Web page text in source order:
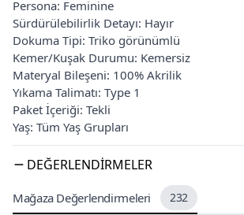
Persona: Feminine
Sürdürülebilirlik Detayı: Hayır
Dokuma Tipi: Triko görünümlü
Kemer/Kuşak Durumu: Kemersiz
Materyal Bileşeni: 100% Akrilik
Yıkama Talimatı: Type 1
Paket İçeriği: Tekli
Yaş: Tüm Yaş Grupları
DEĞERLENDIRMELER
Mağaza Değerlendirmeleri 232